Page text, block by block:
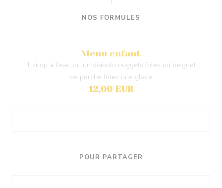
NOS FORMULES
Menu enfant
1 sirop à l'eau ou un diabolo nuggets frites ou beignet
de perche frites une glace
12,00 EUR
POUR PARTAGER